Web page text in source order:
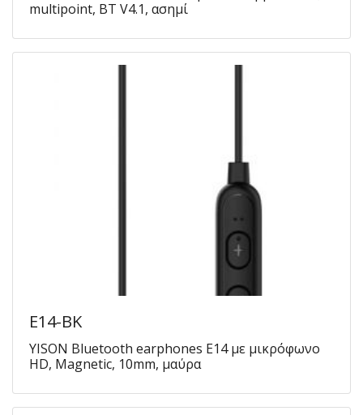
multipoint, BT V4.1, ασημί
E14-BK
YISON Bluetooth earphones E14 με μικρόφωνο
HD, Magnetic, 10mm, μαύρα